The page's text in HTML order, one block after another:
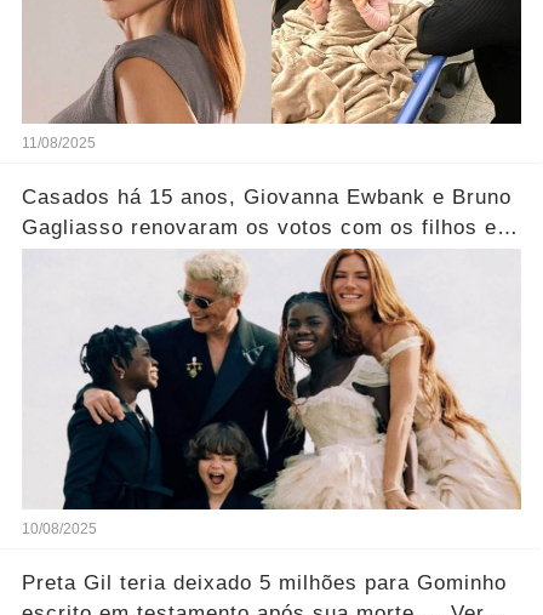
11/08/2025
Casados há 15 anos, Giovanna Ewbank e Bruno
Gagliasso renovaram os votos com os filhos em
10/08/2025
Preta Gil teria deixado 5 milhões para Gominho